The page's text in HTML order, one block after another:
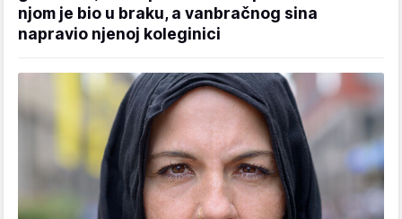
njom je bio u braku, a vanbračnog sina
napravio njenoj koleginici